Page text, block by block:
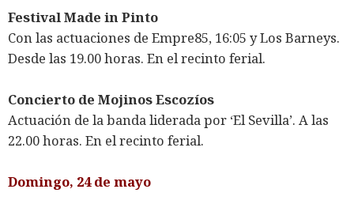
Festival Made in Pinto
Con las actuaciones de Empre85, 16:05 y Los Barneys.
Desde las 19.00 horas. En el recinto ferial.
Concierto de Mojinos Escozíos
Actuación de la banda liderada por ‘El Sevilla’. A las
22.00 horas. En el recinto ferial.
Domingo, 24 de mayo